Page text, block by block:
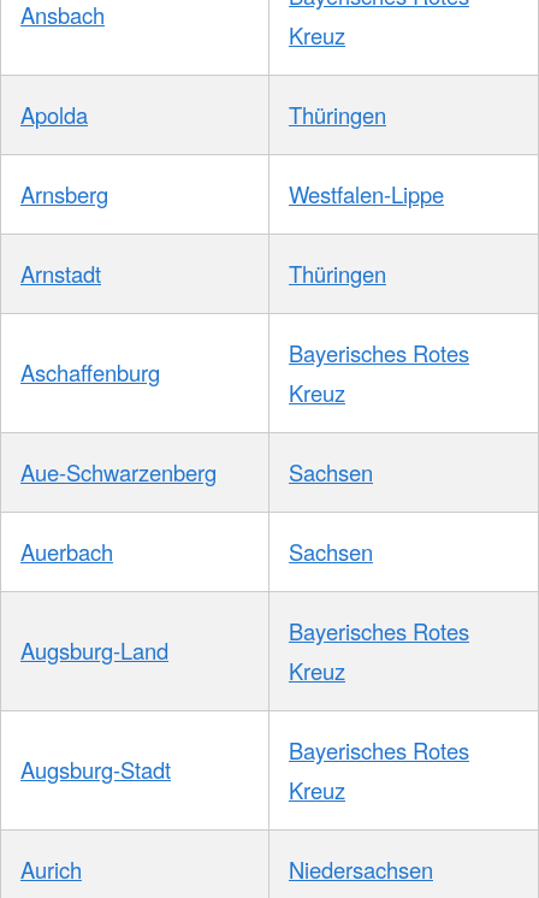
Ansbach
Kreuz
Apolda Thüringen
Arnsberg Westfalen-Lippe
Arnstadt Thüringen
Aschaffenburg
Bayerisches Rotes
Kreuz
Aue-Schwarzenberg Sachsen
Auerbach Sachsen
Augsburg-Land
Bayerisches Rotes
Kreuz
Augsburg-Stadt
Bayerisches Rotes
Kreuz
Aurich Niedersachsen